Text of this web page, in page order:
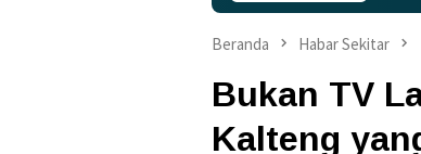
Beranda Habar Sekitar
Bukan TV
Kalteng